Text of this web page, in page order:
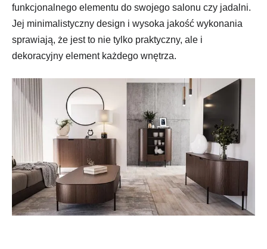
funkcjonalnego elementu do swojego salonu czy jadalni.
Jej minimalistyczny design i wysoka jakość wykonania
sprawiają, że jest to nie tylko praktyczny, ale i
dekoracyjny element każdego wnętrza.